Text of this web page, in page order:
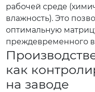
рабочей среде
влажность). Это
оптимальную
преждевременного
как
на заводе